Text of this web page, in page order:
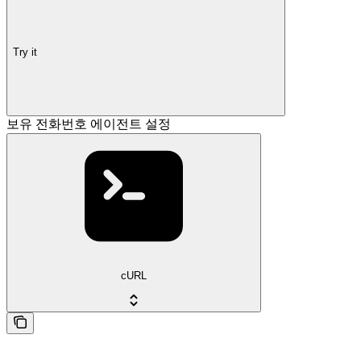
Try it
보유 전화번호 에이전트 설정
cURL